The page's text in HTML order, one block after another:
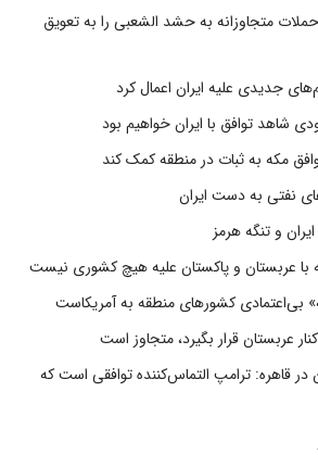
متجاوزانه به حشد الشعبی را به تعویق
جدیدی علیه ایران اعمال کرد
شاهد توافق با ایران خواهیم بود
مکه به ثبات در منطقه کمک کند
و تنگه هرمز
با عربستان و پاکستان علیه هیچ کشوری نیست
بی‌اعتمادی کشورهای منطقه به آمریکاست
عربستان قرار بگیرد، متجاوز است
در قاهره: ترامپ التماس‌کننده توافقی است که